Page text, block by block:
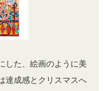
した、絵画のように美
達成感とクリスマスへ